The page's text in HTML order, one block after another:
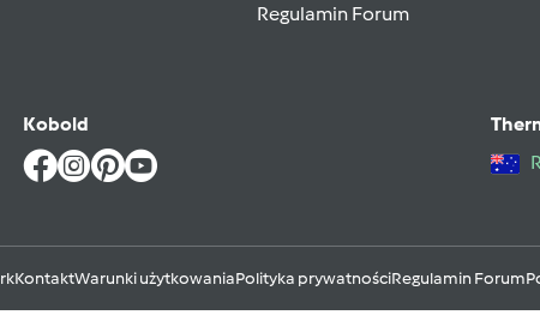
Regulamin Forum
Kobold
KontaktWarunki użytkowaniaPolityka prywatnościRegulamin Forum